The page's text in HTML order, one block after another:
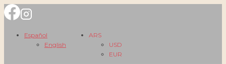
Saltar
contenido
Español
English
ARS
USD
EUR